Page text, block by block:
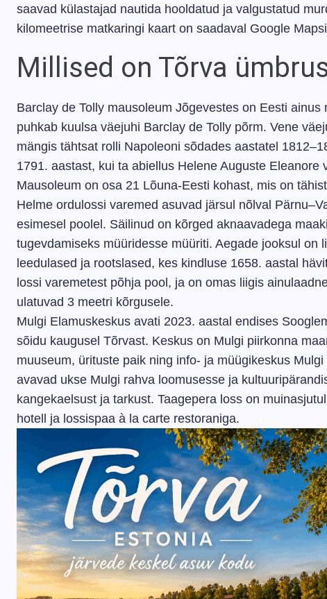
saavad külastajad nautida hooldatud ja valgustatud
kilomeetrise matkaringi kaart on saadaval Google
Millised on Tõrva
Barclay de Tolly mausoleum Jõgevestes on Eesti
puhkab kuulsa väejuhi Barclay de Tolly põrm. Vene
mängis tähtsat rolli Napoleoni sõdades aastatel
1791. aastast, kui ta abiellus Helene Auguste
Mausoleum on osa 21 Lõuna-Eesti kohast, mis on
Helme ordulossi varemed asuvad järsul nõlval
esimesel poolel. Säilinud on kõrged aknaavadega
tugevdamiseks müüridesse müüriti. Aegade jooksul on
leedulased ja rootslased, kes kindluse 1658. aastal
lossi varemetest põhja pool, ja on omas liigis
ulatuvad 3 meetri kõrgusele.
Mulgi Elamuskeskus avati 2023. aastal endises
sõidu kaugusel Tõrvast. Keskus on Mulgi piirkonna
muuseum, ürituste paik ning info- ja müügikeskus
avavad ukse Mulgi rahva loomusesse ja
kangekaelsust ja tarkust. Taagepera loss on
hotell ja lossispaa à la carte restoraniga.